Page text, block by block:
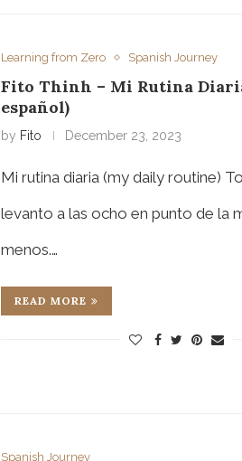
Learning from Zero Spanish Journey
Fito Thinh – Mi Rutina
español)
by Fito December 23, 2023
Mi rutina diaria (my daily routine)
levanto a las ocho en punto de la
menos.…
READ MORE
Spanish Journey